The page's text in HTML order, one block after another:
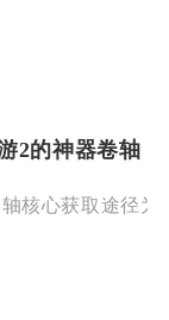
2的神器卷轴
核心获取途径